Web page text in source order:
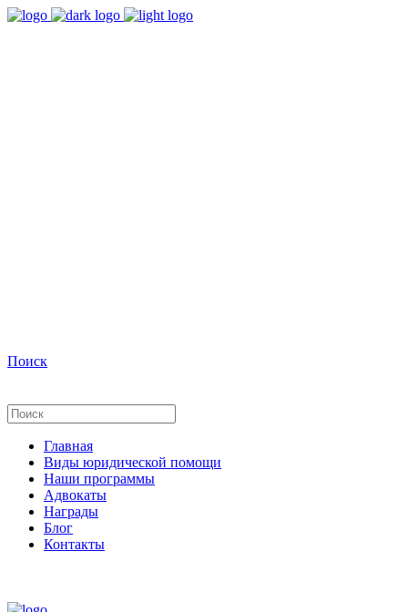
Поиск
Главная
Виды юридической помощи
Наши программы
Адвокаты
Награды
Блог
Контакты